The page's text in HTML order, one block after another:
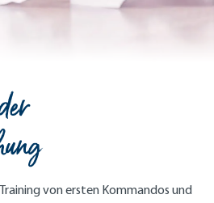
von ersten Kommandos und